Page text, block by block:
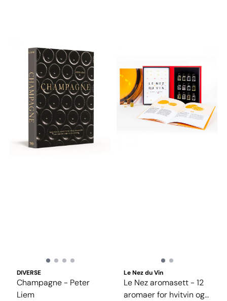
DIVERSE
Champagne - Peter
Liem
Le Nez du Vin
Le Nez aromasett - 12
aromaer for hvitvin og